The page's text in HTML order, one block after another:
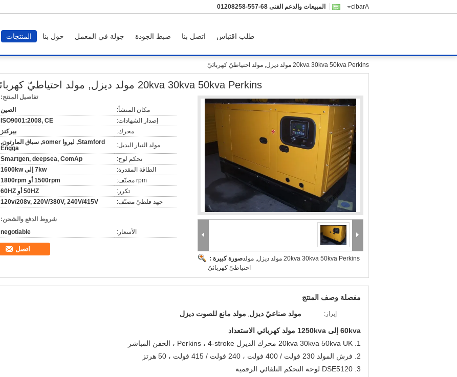
Arabic المبيعات والدعم الفنى 86-755-85280210
المنتجات حول بنا جولة في المعمل ضبط الجودة اتصل بنا طلب اقتباس
20kva 30kva 50kva Perkins مولد ديزل, مولد احتياطيّ كهربائيّ
20kva 30kva 50kva Perkins مولد ديزل, مولد احتياطيّ كهربائيّ
صورة كبيرة :20kva 30kva 50kva Perkins مولد ديزل, مولد
احتياطيّ كهربائيّ
تفاصيل المنتج:
مكان المنشأ:
الصين
إصدار الشهادات:
ISO9001:2008, CE
محرك:
بيركنز
مولد التيار البديل:
Stamford, ليروا somer, سباق المارتون,
Engga
تحكم لوح:
Smartgen, deepsea, ComAp
الطاقة المقدرة:
7kw إلى 1600kw
rpm مصنّف:
1500rpm أو 1800rpm
تكرر:
50HZ أو 60HZ
جهد فلطيّ مصنّف:
120v/208v, 220V/380V, 240V/415V
شروط الدفع والشحن:
الأسعار:
negotiable
اتصل
مفصلة وصف المنتج
إبراز: مولد صناعيّ ديزل, مولد مانع للصوت ديزل
60kva إلى 1250kva مولد كهربائي الاستعداد
1. 20kva 30kva 50kva UK محرك الديزل Perkins ، 4-stroke ، الحقن المباشر
2. فرش المولد 230 فولت / 400 فولت ، 240 فولت / 415 فولت ، 50 هرتز
3. DSE5120 لوحة التحكم التلقائي الرقمية